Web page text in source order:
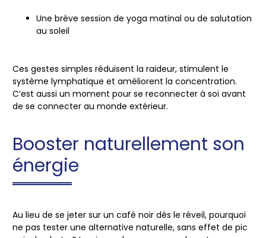
Une brève session de yoga matinal ou de salutation
au soleil
Ces gestes simples réduisent la raideur, stimulent le
système lymphatique et améliorent la concentration.
C’est aussi un moment pour se reconnecter à soi avant
de se connecter au monde extérieur.
Booster naturellement son
énergie
Au lieu de se jeter sur un café noir dès le réveil, pourquoi
ne pas tester une alternative naturelle, sans effet de pic